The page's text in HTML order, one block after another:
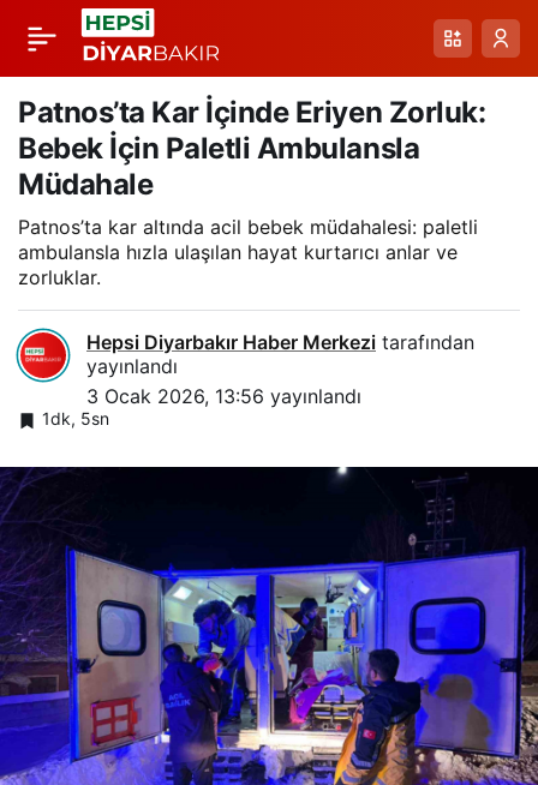
Patnos’ta Kar İçinde Eriyen Zorluk:
Bebek İçin Paletli Ambulansla
Müdahale
Patnos’ta kar altında acil bebek müdahalesi: paletli
ambulansla hızla ulaşılan hayat kurtarıcı anlar ve
zorluklar.
Hepsi Diyarbakır Haber Merkezi tarafından
yayınlandı
3 Ocak 2026, 13:56 yayınlandı
1dk, 5sn
Demirciler Köyünde
110 Yaşındaki Mn. Mk
İçin Yol Açıldı: Karla
Mücadelede Hızlı
Paylaş